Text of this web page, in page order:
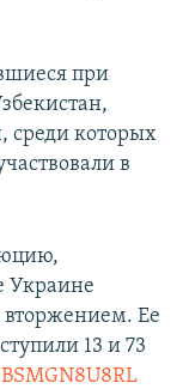
при
среди которых
в
Украине
Ее
13 и 73